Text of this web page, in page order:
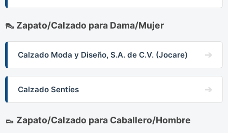
👠 Zapato/Calzado para Dama/Mujer
Calzado Moda y Diseño, S.A. de C.V. (Jocare)
Calzado Sentíes
👞 Zapato/Calzado para Caballero/Hombre